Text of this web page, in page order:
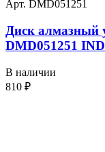
Арт. DMD051251
Диск алмазный
DMD051251
В наличии
810 ₽